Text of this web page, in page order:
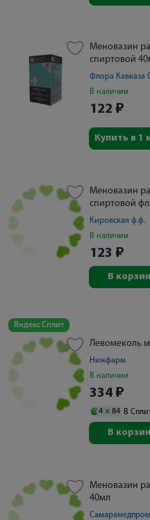
Меновазин
спиртовой
Флора Кавказа
В наличии
122 ₽
Купить в 1
Меновазин
спиртовой
Кировская ф.ф.
В наличии
123 ₽
В
Яндекс Сплит
Левомеколь
Нижфарм
В наличии
334 ₽
4 × 84 В
В
Меновазин
40мл